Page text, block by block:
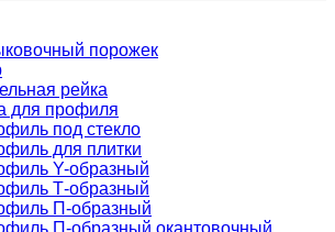
порожек
рейка
для профиля
под стекло
для плитки
Y-образный
Т-образный
П-образный
П-образный окантовочный